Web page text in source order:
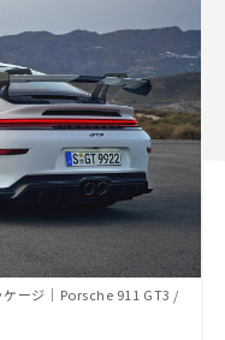
ージ｜Porsche 911 GT3 /